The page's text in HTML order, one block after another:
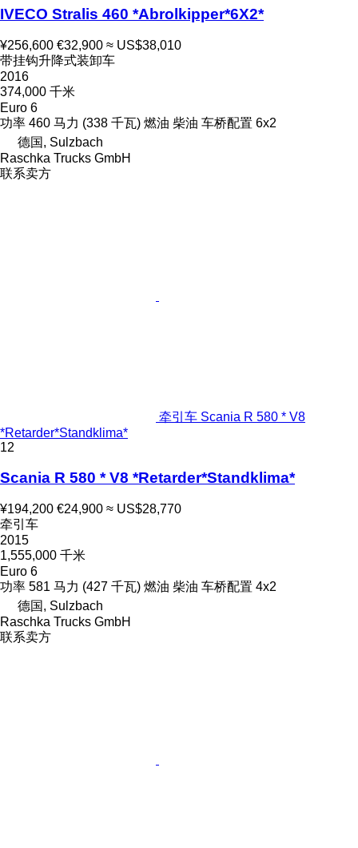
IVECO Stralis 460 *Abrolkipper*6X2*
¥256,600 €32,900 ≈ US$38,010
带挂钩升降式装卸车
2016
374,000 千米
Euro 6
功率 460 马力 (338 千瓦) 燃油 柴油 车桥配置 6x2
德国, Sulzbach
Raschka Trucks GmbH
联系卖方
牵引车 Scania R 580 * V8
*Retarder*Standklima*
12
Scania R 580 * V8 *Retarder*Standklima*
¥194,200 €24,900 ≈ US$28,770
牵引车
2015
1,555,000 千米
Euro 6
功率 581 马力 (427 千瓦) 燃油 柴油 车桥配置 4x2
德国, Sulzbach
Raschka Trucks GmbH
联系卖方